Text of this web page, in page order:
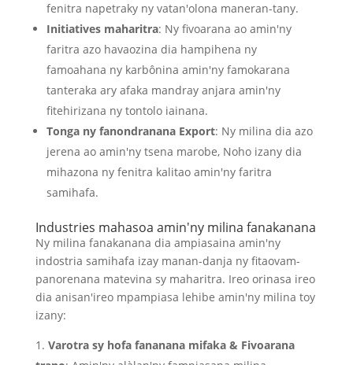
fenitra napetraky ny vatan'olona maneran-tany.
Initiatives maharitra: Ny fivoarana ao amin'ny
faritra azo havaozina dia hampihena ny
famoahana ny karbônina amin'ny famokarana
tanteraka ary afaka mandray anjara amin'ny
fitehirizana ny tontolo iainana.
Tonga ny fanondranana Export: Ny milina dia azo
jerena ao amin'ny tsena marobe, Noho izany dia
mihazona ny fenitra kalitao amin'ny faritra
samihafa.
Industries mahasoa amin'ny milina fanakanana
Ny milina fanakanana dia ampiasaina amin'ny
indostria samihafa izay manan-danja ny fitaovam-
panorenana matevina sy maharitra. Ireo orinasa ireo
dia anisan'ireo mpampiasa lehibe amin'ny milina toy
izany:
Varotra sy hofa fananana mifaka & Fivoarana